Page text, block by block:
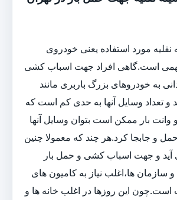
مورد استفاده یعنی خودروی
است.گاهی افراد جهت اسباب کشی
به خودروهای بزرگ باربری مانند
و تعداد وسایل آنها به حدی کم است که
وانت بار ممکن است بتوان وسایل آنها
و جابجا کرد.هر چند که معمولا چنین
و جهت اسباب کشی و حمل بار
سازمان ها،اغلب نیاز به کامیون های
این روزها در اغلب خانه ها و